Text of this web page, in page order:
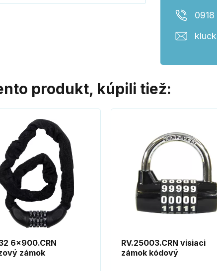
produkt, kúpili tiež:
6x900.CRN
zámok
RV.25003.CRN visiaci
zámok kódový